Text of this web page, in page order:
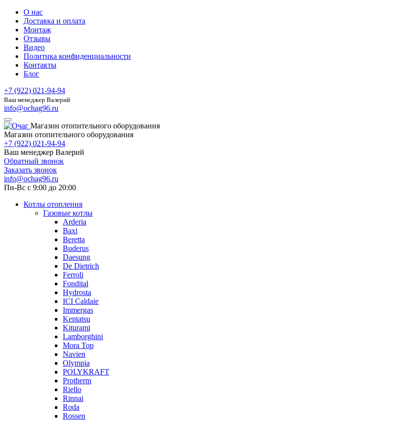
О нас
Доставка и оплата
Монтаж
Отзывы
Видео
Политика конфиденциальности
Контакты
Блог
+7 (922) 021-94-94
Ваш менеджер Валерий
info@ochag96.ru
Магазин отопительного оборудования
Магазин отопительного оборудования
+7 (922) 021-94-94
Ваш менеджер Валерий
Обратный звонок
Заказать звонок
info@ochag96.ru
Пн-Вс с 9:00 до 20:00
Котлы отопления
Газовые котлы
Arderia
Baxi
Beretta
Buderus
Daesung
De Dietrich
Ferroli
Fondital
Hydrosta
ICI Caldaie
Immergas
Kentatsu
Kiturami
Lamborghini
Mora Top
Navien
Olympia
POLYKRAFT
Protherm
Riello
Rinnai
Roda
Rossen